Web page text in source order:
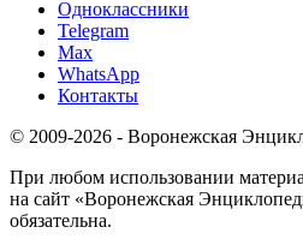
Одноклассники
Telegram
Max
WhatsApp
Контакты
© 2009-2026 - Воронежская
При любом использовании
на сайт «Воронежская
обязательна.